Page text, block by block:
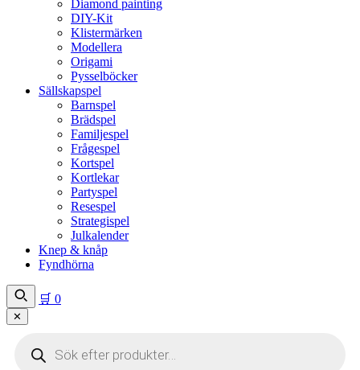
Diamond painting
DIY-Kit
Klistermärken
Modellera
Origami
Pysselböcker
Sällskapspel
Barnspel
Brädspel
Familjespel
Frågespel
Kortspel
Kortlekar
Partyspel
Resespel
Strategispel
Julkalender
Knep & knåp
Fyndhörna
🛒 0
✕